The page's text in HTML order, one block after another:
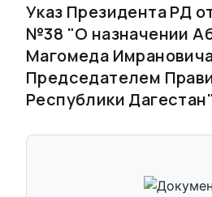
Указ Президента РД
№38 "О назначении
Магомеда
Председателем
Республики Дагестан"